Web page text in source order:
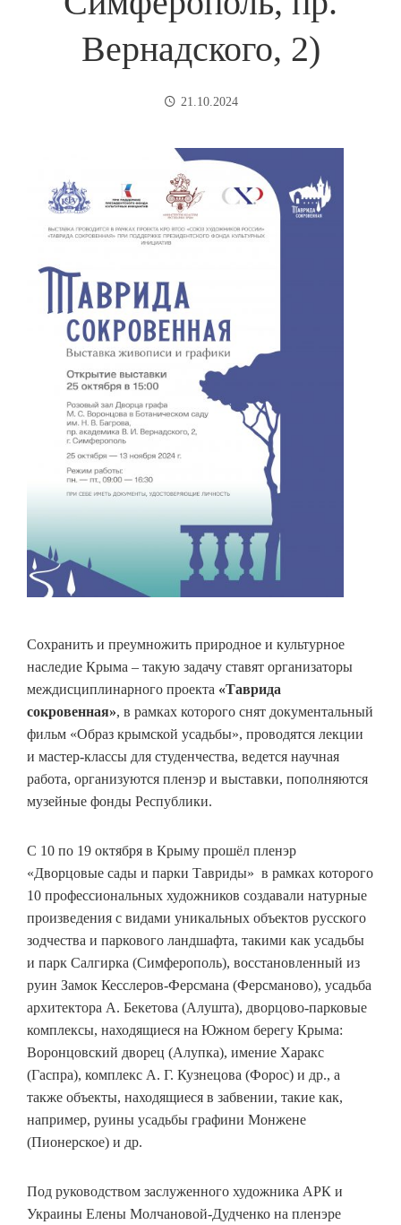
Вернадского, 2)
21.10.2024
Сохранить и преумножить природное и культурное
наследие Крыма – такую задачу ставят организаторы
междисциплинарного проекта «Таврида
сокровенная», в рамках которого снят документальный
фильм «Образ крымской усадьбы», проводятся лекции
и мастер-классы для студенчества, ведется научная
работа, организуются пленэр и выставки, пополняются
музейные фонды Республики.
С 10 по 19 октября в Крыму прошёл пленэр
«Дворцовые сады и парки Тавриды» в рамках которого
10 профессиональных художников создавали натурные
произведения с видами уникальных объектов русского
зодчества и паркового ландшафта, такими как усадьбы
и парк Салгирка (Симферополь), восстановленный из
руин Замок Кесслеров-Ферсмана (Ферсманово), усадьба
архитектора А. Бекетова (Алушта), дворцово-парковые
комплексы, находящиеся на Южном берегу Крыма:
Воронцовский дворец (Алупка), имение Харакс
(Гаспра), комплекс А. Г. Кузнецова (Форос) и др., а
также объекты, находящиеся в забвении, такие как,
например, руины усадьбы графини Монжене
(Пионерское) и др.
Под руководством заслуженного художника АРК и
Украины Елены Молчановой-Дудченко на пленэре